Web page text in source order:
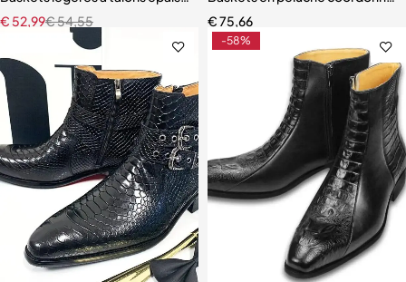
€54,55
€ 52,99
€75,66
-58%